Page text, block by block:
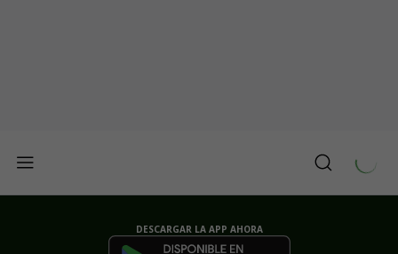
DESCARGAR LA APP AHORA